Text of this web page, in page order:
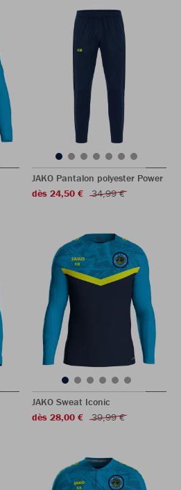
JAKO Pantalon polyester Power
dès 24,50 €
34,99 €
JAKO Sweat Iconic
dès 28,00 €
39,99 €